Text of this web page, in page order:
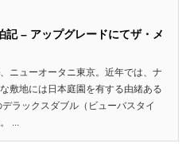
記 – アップグレードにてザ・メ
ニューオータニ東京。近年では、ナ
敷地には日本庭園を有する由緒ある
ラックスダブル（ビューバスタイ
...